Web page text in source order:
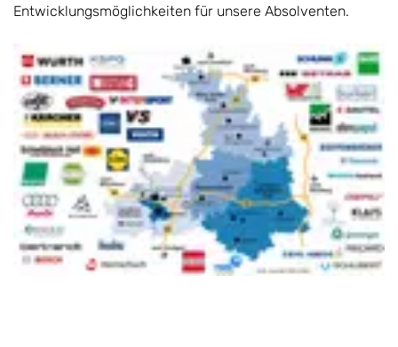
Entwicklungsmöglichkeiten für unsere Absolventen.